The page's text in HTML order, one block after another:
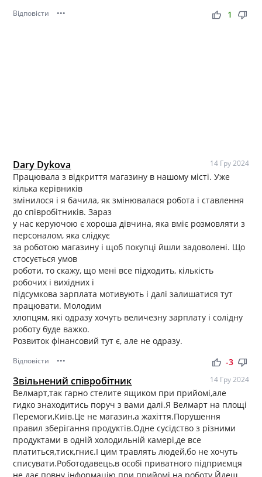
Відповісти ••• thumb_up thumb_down
1
Dary Dykova 14 Гру 2024
Працювала з відкриття магазину в нашому місті. Уже
кілька керівників
змінилося і я бачила, як змінювалася робота і ставлення
до співробітників. Зараз
у нас керуючою є хороша дівчина, яка вміє розмовляти з
персоналом, яка слідкує
за роботою магазину і щоб покупці йшли задоволені. Що
стосується умов
роботи, то скажу, що мені все підходить, кількість
робочих і вихідних і
підсумкова зарплата мотивують і далі залишатися тут
працювати. Молодим
хлопцям, які одразу хочуть величезну зарплату і солідну
роботу буде важко.
Розвиток фінансовий тут є, але не одразу.
Відповісти ••• thumb_up thumb_down
-3
Звільнений співробітник 14 Гру 2024
Велмарт,так гарно стелите ящиком при прийомі,але
гидко знаходитись поруч з вами далі.Я Велмарт на площі
Перемоги,Київ.Це не магазин,а жахіття.Порушення
правил зберігання продуктів.Одне сусідство з різними
продуктами в одній холодильній камері,де все
платиться,тиск,гниє.І цим травлять людей,бо не хочуть
списувати.Роботодавець,в особі приватного підприємця